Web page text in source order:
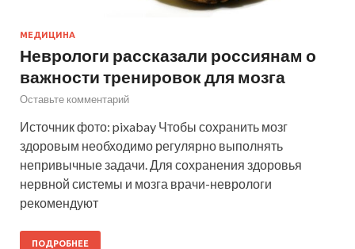
МЕДИЦИНА
Неврологи рассказали россиянам о
важности тренировок для мозга
Оставьте комментарий
Источник фото: pixabay Чтобы сохранить мозг
здоровым необходимо регулярно выполнять
непривычные задачи. Для сохранения здоровья
нервной системы и мозга врачи-неврологи
рекомендуют
ПОДРОБНЕЕ